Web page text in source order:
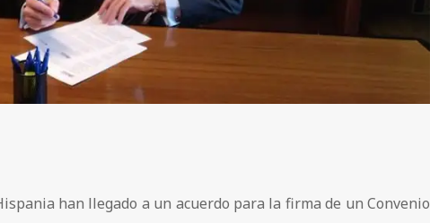
han llegado a un acuerdo para la firma de un Convenio